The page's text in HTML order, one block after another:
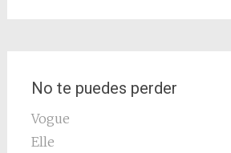
No te puedes perder
Vogue
Elle